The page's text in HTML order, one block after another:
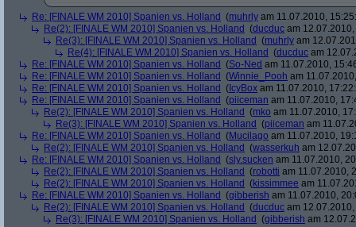
Re: [FINALE WM 2010] Spanien vs. Holland (muhrly am 11.07.2010,
Re(2): [FINALE WM 2010] Spanien vs. Holland (ducduc am
Re(3): [FINALE WM 2010] Spanien vs. Holland (muhrly am
Re(4): [FINALE WM 2010] Spanien vs. Holland (ducduc am
Re: [FINALE WM 2010] Spanien vs. Holland (So-Ned am 11.07.2010,
Re: [FINALE WM 2010] Spanien vs. Holland (Winnie_Pooh am
Re: [FINALE WM 2010] Spanien vs. Holland ( IcyBox am 11.07.2010,
Re: [FINALE WM 2010] Spanien vs. Holland (piiceman am 11.07.2010,
Re(2): [FINALE WM 2010] Spanien vs. Holland (mko am 11.07.2010,
Re(3): [FINALE WM 2010] Spanien vs. Holland (piiceman am
Re: [FINALE WM 2010] Spanien vs. Holland (Mucilago am 11.07.2010,
Re(2): [FINALE WM 2010] Spanien vs. Holland (wasserkuh am
Re: [FINALE WM 2010] Spanien vs. Holland (sly.sucken am 11.07.2010,
Re(2): [FINALE WM 2010] Spanien vs. Holland (robotti am 11.07.2010,
Re(2): [FINALE WM 2010] Spanien vs. Holland (kissimmee am
Re: [FINALE WM 2010] Spanien vs. Holland (gibberish am 11.07.2010,
Re(2): [FINALE WM 2010] Spanien vs. Holland (ducduc am
Re(3): [FINALE WM 2010] Spanien vs. Holland (gibberish am